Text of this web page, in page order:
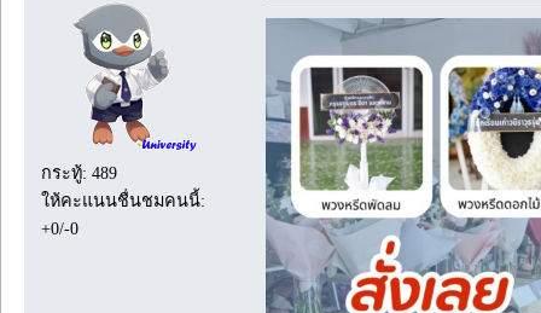
กระทู้: 489
ให้คะแนนชื่นชมคนนี้:
+0/-0